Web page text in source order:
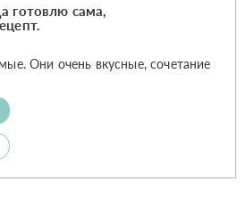
готовлю сама,
Они очень вкусные, сочетание